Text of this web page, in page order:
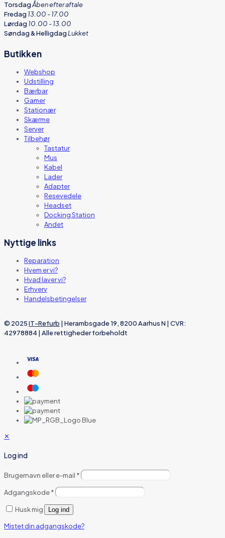
TorsdagÅben efter aftale
Fredag 13.00 - 17.00
Lørdag 10.00 - 13.00
Søndag & HelligdagLukket
Butikken
Webshop
Udstilling
Bærbar
Gamer
Stationær
Skærme
Server
Tilbehør
Tastatur
Mus
Kabel
Lader
Adapter
Resevedele
Headset
Docking Station
Andet
Nyttige links
Reparation
Hvem er vi?
Hvad laver vi?
Erhverv
Handelsbetingelser
© 2025IT-Refurb | Herambsgade 19, 8200 Aarhus N | CVR:
42978884 | Alle rettigheder forbeholdt
✕
Log ind
Brugernavn eller e-mail *
Adgangskode*
Husk mig Log ind
Mistet din adgangskode?